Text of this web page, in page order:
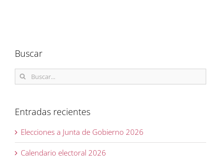
Buscar
Buscar:
Entradas recientes
Elecciones a Junta de Gobierno 2026
Calendario electoral 2026